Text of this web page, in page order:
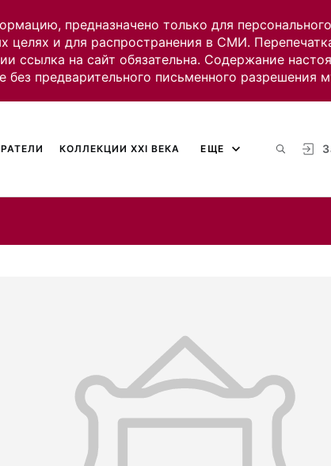
предназначено только для персонального
целях и для распространения в СМИ.
ссылка на сайт обязательна. Содержание
предварительного письменного разрешения
КОЛЛЕКЦИИ XXI ВЕКА ЕЩЕ